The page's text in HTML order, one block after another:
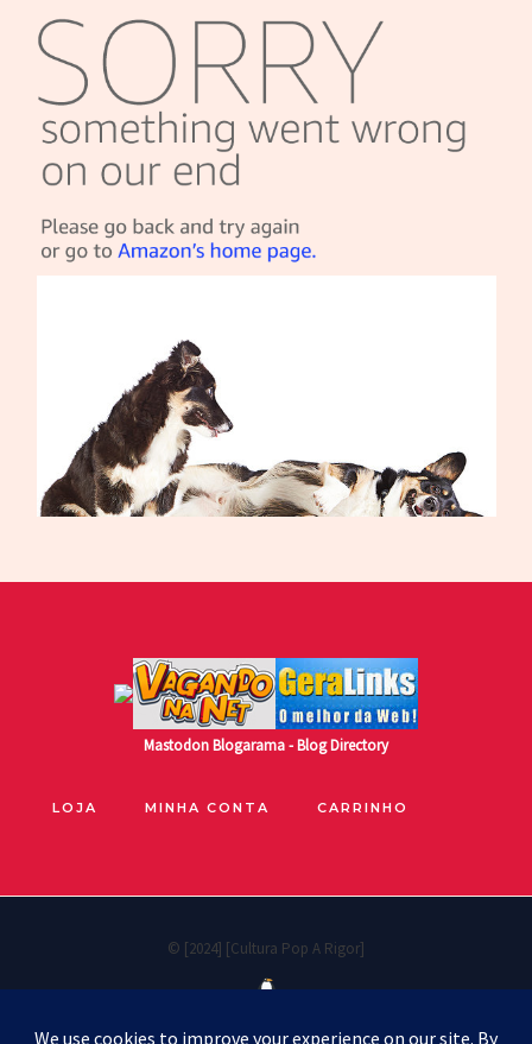
MastodonBlogarama - Blog Directory
LOJA MINHA CONTA CARRINHO
© [2024] [Cultura Pop A Rigor]